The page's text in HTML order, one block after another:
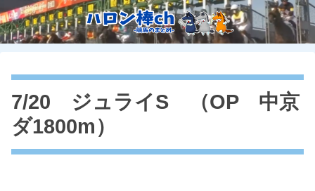
7/20 ジュライS （OP 中京
ダ1800m）